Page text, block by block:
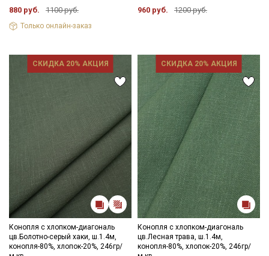
880 руб. 1100 руб.
Только онлайн-заказ
960 руб. 1200 руб.
СКИДКА 20% АКЦИЯ
Конопля с хлопком-диагональ
цв.Болотно-серый хаки, ш.1.4м,
конопля-80%, хлопок-20%, 246гр/
СКИДКА 20% АКЦИЯ
Конопля с хлопком-диагональ
цв.Лесная трава, ш.1.4м,
конопля-80%, хлопок-20%, 246гр/
Подписаться
Политикой обработки персональных
данных
Согласие на обработку персональных
Даю
Согласие на получение рекламных и
информационных рассылок